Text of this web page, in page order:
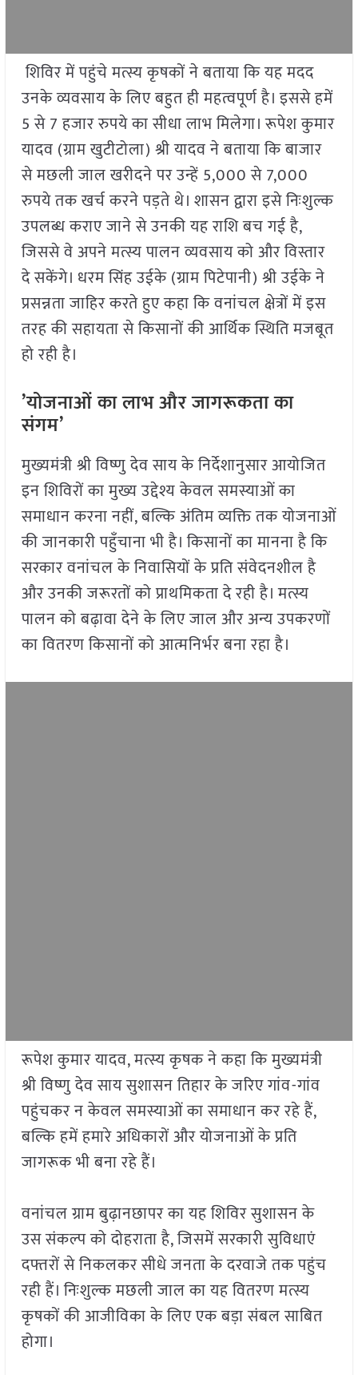
शिविर में पहुंचे मत्स्य कृषकों ने बताया कि यह मदद
उनके व्यवसाय के लिए बहुत ही महत्वपूर्ण है। इससे हमें
5 से 7 हजार रुपये का सीधा लाभ मिलेगा। रूपेश कुमार
यादव (ग्राम खुटीटोला) श्री यादव ने बताया कि बाजार
से मछली जाल खरीदने पर उन्हें 5,000 से 7,000
रुपये तक खर्च करने पड़ते थे। शासन द्वारा इसे निःशुल्क
उपलब्ध कराए जाने से उनकी यह राशि बच गई है,
जिससे वे अपने मत्स्य पालन व्यवसाय को और विस्तार
दे सकेंगे। धरम सिंह उईके (ग्राम पिटेपानी) श्री उईके ने
प्रसन्नता जाहिर करते हुए कहा कि वनांचल क्षेत्रों में इस
तरह की सहायता से किसानों की आर्थिक स्थिति मजबूत
हो रही है।
’योजनाओं का लाभ और जागरूकता का
संगम’
मुख्यमंत्री श्री विष्णु देव साय के निर्देशानुसार आयोजित
इन शिविरों का मुख्य उद्देश्य केवल समस्याओं का
समाधान करना नहीं, बल्कि अंतिम व्यक्ति तक योजनाओं
की जानकारी पहुँचाना भी है। किसानों का मानना है कि
सरकार वनांचल के निवासियों के प्रति संवेदनशील है
और उनकी जरूरतों को प्राथमिकता दे रही है। मत्स्य
पालन को बढ़ावा देने के लिए जाल और अन्य उपकरणों
का वितरण किसानों को आत्मनिर्भर बना रहा है।
रूपेश कुमार यादव, मत्स्य कृषक ने कहा कि मुख्यमंत्री
श्री विष्णु देव साय सुशासन तिहार के जरिए गांव-गांव
पहुंचकर न केवल समस्याओं का समाधान कर रहे हैं,
बल्कि हमें हमारे अधिकारों और योजनाओं के प्रति
जागरूक भी बना रहे हैं।
वनांचल ग्राम बुढ़ानछापर का यह शिविर सुशासन के
उस संकल्प को दोहराता है, जिसमें सरकारी सुविधाएं
दफ्तरों से निकलकर सीधे जनता के दरवाजे तक पहुंच
रही हैं। निःशुल्क मछली जाल का यह वितरण मत्स्य
कृषकों की आजीविका के लिए एक बड़ा संबल साबित
होगा।